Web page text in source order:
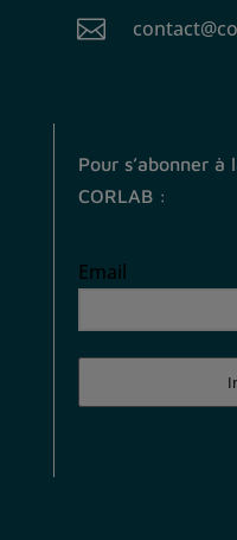

Pour s’abonner
CORLAB :
Email